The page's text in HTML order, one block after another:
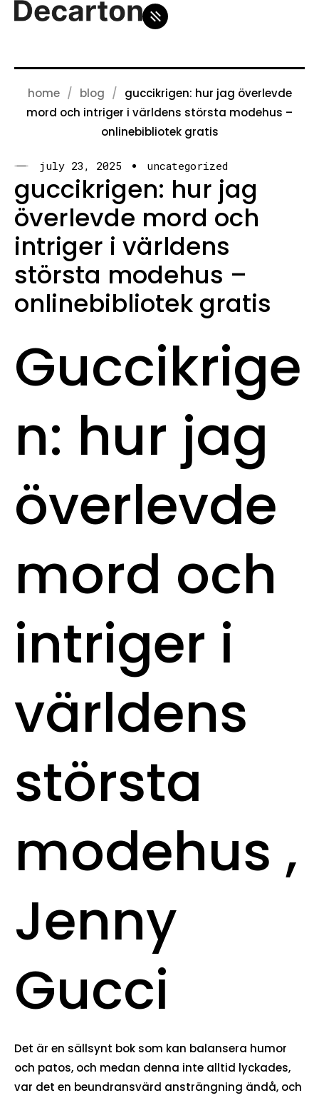
home blog
guccikrigen: hur jag överlevde
mord och intriger i världens största modehus –
onlinebibliotek gratis
july 23, 2025 uncategorized
guccikrigen: hur jag
överlevde mord och
intriger i världens
största modehus –
onlinebibliotek gratis
Guccikrige
n: hur jag
överlevde
mord och
intriger i
världens
största
modehus ,
Jenny
Gucci
Det är en sällsynt bok som kan balansera humor
och patos, och medan denna inte alltid lyckades,
var det en beundransvärd ansträngning ändå, och